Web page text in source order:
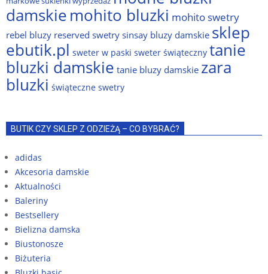
damskiemohito bluzki mohito swetry
rebel bluzy reserved swetrysinsay bluzy damskie sklep
ebutik.pl sweter w paski sweter świąteczny tanie
bluzki damskie tanie bluzy damskie zara
bluzki świąteczne swetry
BUTIK CZY SKLEP Z ODZIEŻĄ – CO BYBRAĆ?
adidas
Akcesoria damskie
Aktualności
Baleriny
Bestsellery
Bielizna damska
Biustonosze
Biżuteria